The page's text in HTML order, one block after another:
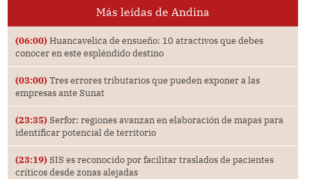
Más leídas de Andina
(06:00) Huancavelica de ensueño: 10 atractivos que debes
conocer en este espléndido destino
(03:00) Tres errores tributarios que pueden exponer a las
empresas ante Sunat
(23:35) Serfor: regiones avanzan en elaboración de mapas para
identificar potencial de territorio
(23:19) SIS es reconocido por facilitar traslados de pacientes
críticos desde zonas alejadas